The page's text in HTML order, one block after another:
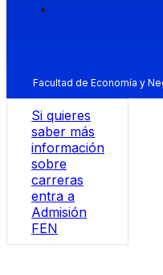
Facultad de Economía y
Si quieres
saber más
información
sobre
carreras
entra a
Admisión
FEN